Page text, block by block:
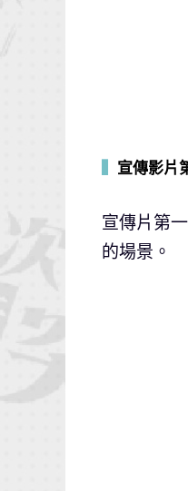
宣傳影片
宣傳片第
的場景。